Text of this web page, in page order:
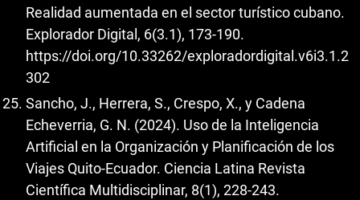
Realidad aumentada en el sector turístico cubano.
Explorador Digital, 6(3.1), 173-190.
https://doi.org/10.33262/exploradordigital.v6i3.1.2
302
Sancho, J., Herrera, S., Crespo, X., y Cadena
Echeverria, G. N. (2024). Uso de la Inteligencia
Artificial en la Organización y Planificación de los
Viajes Quito-Ecuador. Ciencia Latina Revista
Científica Multidisciplinar, 8(1), 228-243.